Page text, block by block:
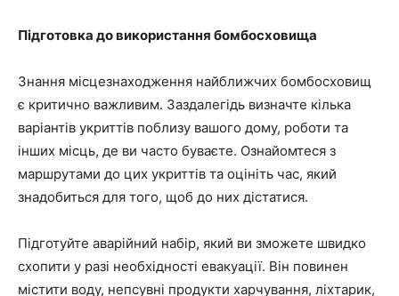
Підготовка до використання бомбосховища
Знання місцезнаходження найближчих бомбосховищ
є критично важливим. Заздалегідь визначте кілька
варіантів укриттів поблизу вашого дому, роботи та
інших місць, де ви часто буваєте. Ознайомтеся з
маршрутами до цих укриттів та оцініть час, який
знадобиться для того, щоб до них дістатися.
Підготуйте аварійний набір, який ви зможете швидко
схопити у разі необхідності евакуації. Він повинен
містити воду, непсувні продукти харчування, ліхтарик,